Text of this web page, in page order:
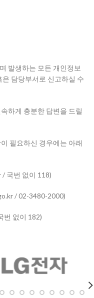
발생하는 모든 개인정보
담당부서로 신고하실 수
하게 충분한 답변을 드릴
필요하신 경우에는 아래
/ 국번 없이 118)
/ 02-3480-2000)
번 없이 182)